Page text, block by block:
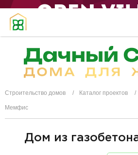
Строительство домов Каталог проектов
Мемфис
Дом из